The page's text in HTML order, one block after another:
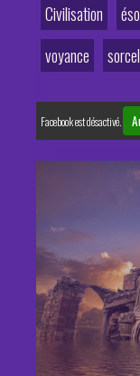
Civilisation
voyance
Facebook est désactivé.